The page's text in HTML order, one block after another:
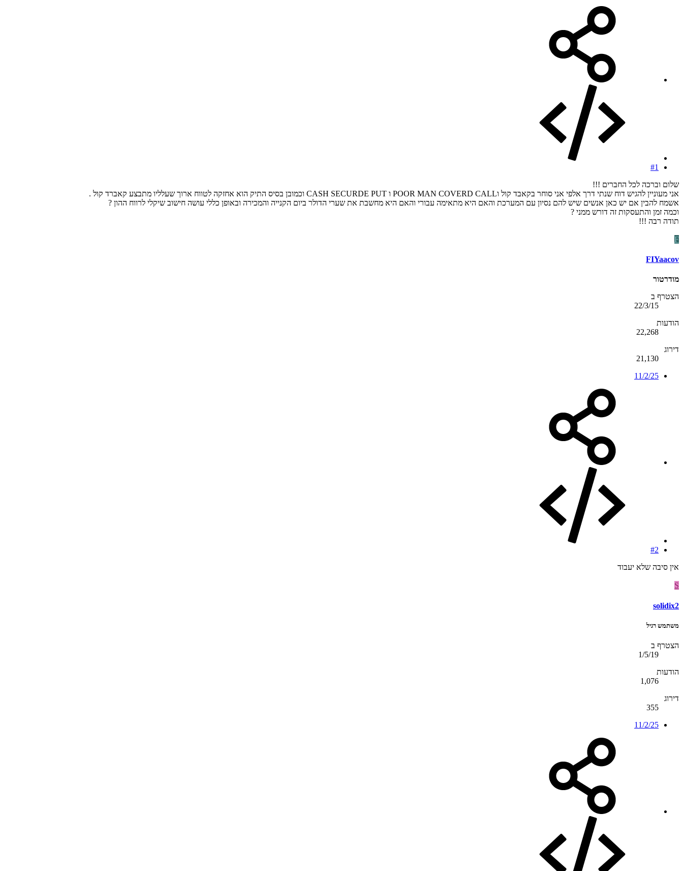
#1
שלום וברכה לכל החברים !!!
אני מעוניין להגיש דוח שנתי דרך אלפי אני סוחר בקאבד קול וPOOR MAN COVERD CALL ו CASH SECURDE PUT וכמובן בסיס התיק הוא אחזקה לטווח ארוך שעלליו מתבצע קאברד קול .
אשמח להבין אם יש כאן אנשים שיש להם נסיון עם המערכת והאם היא מתאימה עבורי והאם היא מחשבת את שערי הדולר ביום הקנייה והמכירה ובאופן כללי עושה חישוב שיקלי לרווח ההון ?
וכמה זמן והתעסקות זה דורש ממני ?
תודה רבה !!!
F
FIYaacov
מודרטור
הצטרף ב
22/3/15
הודעות
22,268
דירוג
21,130
11/2/25
#2
אין סיבה שלא יעבוד
S
solidix2
משתמש רגיל
הצטרף ב
1/5/19
הודעות
1,076
דירוג
355
11/2/25